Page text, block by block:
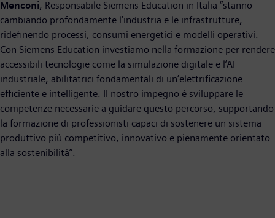
Menconi, Responsabile Siemens Education in Italia “stanno
cambiando profondamente l’industria e le infrastrutture,
ridefinendo processi, consumi energetici e modelli operativi.
Con Siemens Education investiamo nella formazione per rendere
accessibili tecnologie come la simulazione digitale e l’AI
industriale, abilitatrici fondamentali di un’elettrificazione
efficiente e intelligente. Il nostro impegno è sviluppare le
competenze necessarie a guidare questo percorso, supportando
la formazione di professionisti capaci di sostenere un sistema
produttivo più competitivo, innovativo e pienamente orientato
alla sostenibilità”.